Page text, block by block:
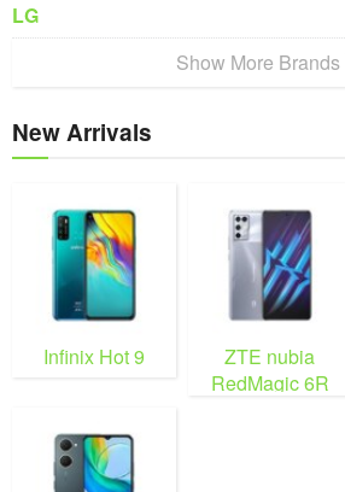
LG
Show More Brands
New Arrivals
Infinix Hot 9
ZTE nubia
RedMagic 6R